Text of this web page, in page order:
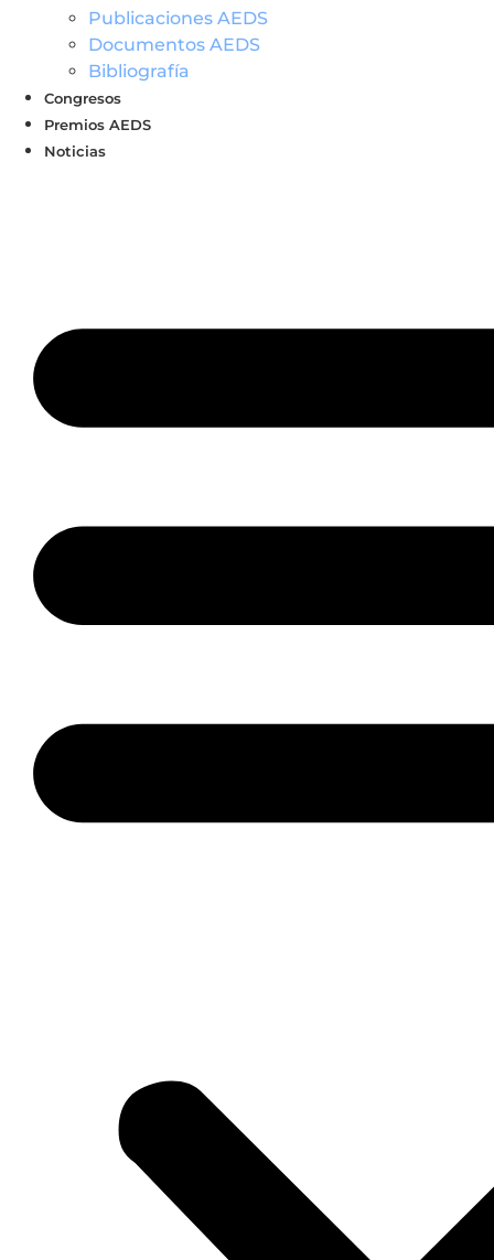
Publicaciones AEDS
Documentos AEDS
Bibliografía
Congresos
Premios AEDS
Noticias